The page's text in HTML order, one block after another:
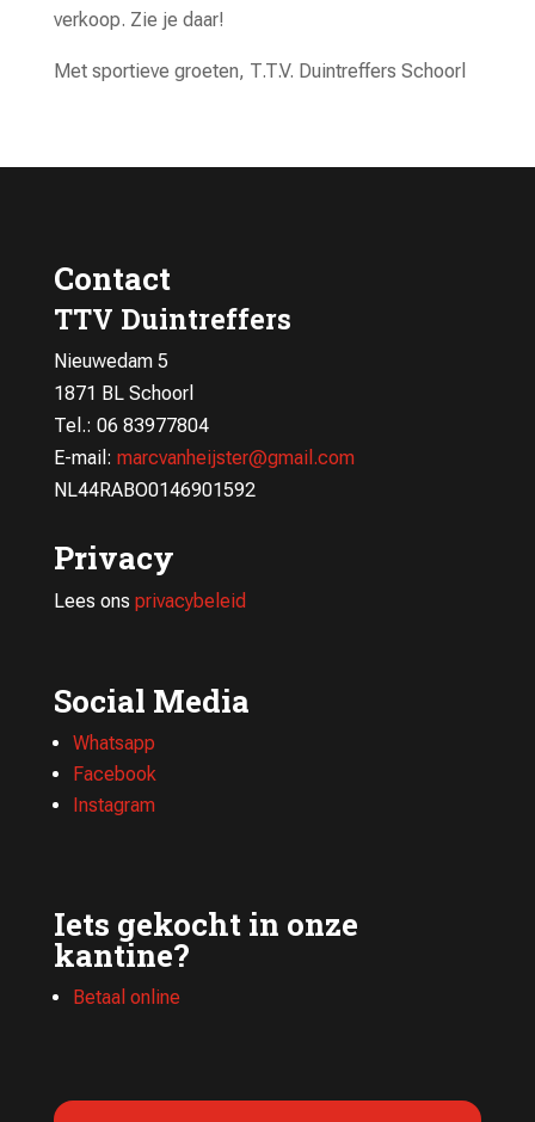
verkoop. Zie je daar!
Met sportieve groeten, T.T.V. Duintreffers Schoorl
Contact
TTV Duintreffers
Nieuwedam 5
1871 BL Schoorl
Tel.: 06 83977804
E-mail: marcvanheijster@gmail.com
NL44RABO0146901592
Privacy
Lees ons privacybeleid
Social Media
Whatsapp
Facebook
Instagram
Iets gekocht in onze
kantine?
Betaal online